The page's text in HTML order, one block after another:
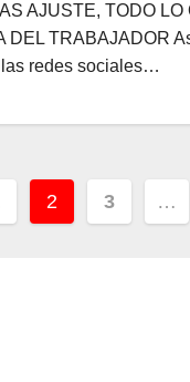
AJUSTE, TODO LO
DEL TRABAJADOR
redes sociales…
2 3 …